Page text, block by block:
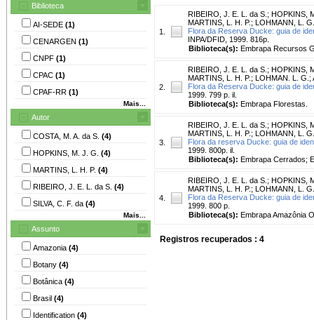
Biblioteca
AI-SEDE (1)
CENARGEN (1)
CNPF (1)
CPAC (1)
CPAF-RR (1)
Mais...
Autor
COSTA, M. A. da S. (4)
HOPKINS, M. J. G. (4)
MARTINS, L. H. P. (4)
RIBEIRO, J. E. L. da S. (4)
SILVA, C. F. da (4)
Mais...
Assunto
Amazonia (4)
Botany (4)
Botânica (4)
Brasil (4)
Identification (4)
1.
RIBEIRO, J. E. L. da S. ; HOPKINS,
MARTINS, L. H. P. ; LOHMANN, L. G.
Flora da Reserva Ducke: guia de
INPA/DFID, 1999. 816p.
Biblioteca(s): Embrapa Recursos
2.
RIBEIRO, J. E. L. da S. ; HOPKINS,
MARTINS, L. H. P. ; LOHMAN. L. G. ;
Flora da Reserva Ducke: guia de
1999. 799 p. il.
Biblioteca(s): Embrapa Florestas.
3.
RIBEIRO, J. E. L. da S. ; HOPKINS,
MARTINS, L. H. P. ; LOHMANN, L. G.
Flora da reserva Ducke: guia de
1999. 800p. il.
Biblioteca(s): Embrapa Cerrados;
4.
RIBEIRO, J. E. L. da S. ; HOPKINS,
MARTINS, L. H. P. ; LOHMANN, L. G.
Flora da Reserva Ducke: guia de
1999. 800 p.
Biblioteca(s): Embrapa Amazônia
Registros recuperados : 4